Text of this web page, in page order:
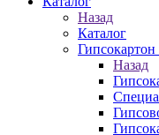
Назад
Каталог
Назад